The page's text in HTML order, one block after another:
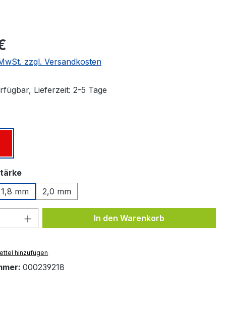
zzgl. Versandkosten
Lieferzeit: 2-5 Tage
auswählen
1,8 mm 2,0 mm
Anzahl: Gib den gewünschten Wert
In den Warenkorb
hinzufügen
000239218